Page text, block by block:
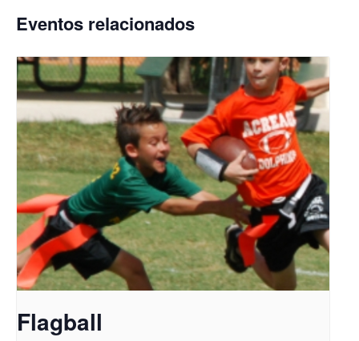
Eventos relacionados
Flagball